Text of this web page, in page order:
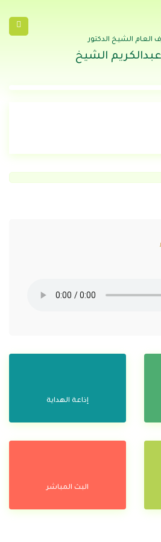
العام الشيخ الدكتور
الشيخ
إذاعة الهداية
البث المباشر